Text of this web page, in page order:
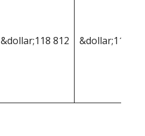
&dollar;118 812 &dollar;112